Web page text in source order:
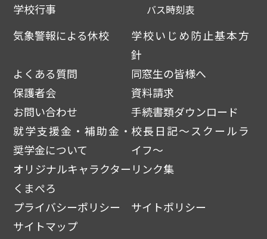
学校行事
バス時刻表
気象警報による休校
学校いじめ防止基本方
針
よくある質問
同窓生の皆様へ
保護者会
資料請求
お問い合わせ
手続書類ダウンロード
就学支援金・補助金・
奨学金について
校長日記～スクールラ
イフ～
オリジナルキャラクター
くまぺろ
リンク集
プライバシーポリシー
サイトポリシー
サイトマップ